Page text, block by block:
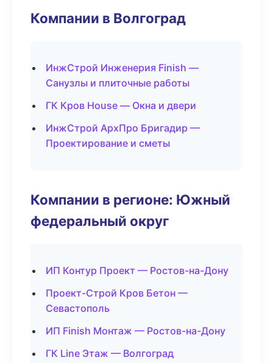
Компании в Волгоград
ИнжСтрой Инженерия Finish —
Санузлы и плиточные работы
ГК Кров House — Окна и двери
ИнжСтрой АрхПро Бригадир —
Проектирование и сметы
Компании в регионе: Южный
федеральный округ
ИП Контур Проект — Ростов-на-Дону
Проект-Строй Кров Бетон —
Севастополь
ИП Finish Монтаж — Ростов-на-Дону
ГК Line Этаж — Волгоград